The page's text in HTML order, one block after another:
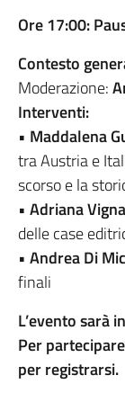
Ore 17:00:
Contesto
Moderazione:
Interventi:
• Maddalena
tra Austria e
scorso e la
• Adriana
delle case
• Andrea Di
finali
L’evento sarà
Per
per registrarsi.